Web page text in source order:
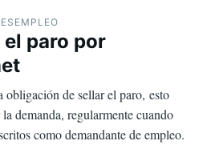
el paro por
obligación de sellar el paro, esto
la demanda, regularmente cuando
como demandante de empleo.